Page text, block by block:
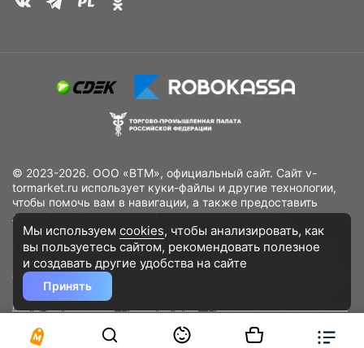
© 2023-2026. ООО «ВТМ», официальный сайт. Сайт v-
tormarket.ru использует куки-файлы и другие технологии,
чтобы помочь вам в навигации, а также предоставить
лучший пользовательский опыт, анализировать
использование наших продуктов и услуг, повысить
качество рекламных и маркетинговых активностей. Если
Вы не хотите, чтобы Ваши пользовательские данные
обрабатывались, пожалуйста, ограничьте их использование
в своём браузере.
конфиденциальности
Разработано DST Global
Мы используем cookies, чтобы анализировать, как
вы пользуетесь сайтом, рекомендовать полезное
и создавать другие удобства на сайте
Принять